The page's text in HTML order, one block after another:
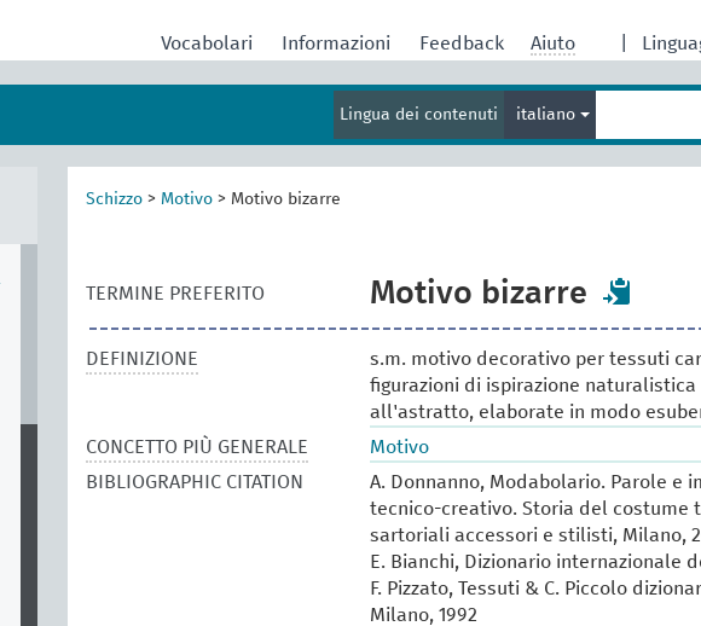
Vocabolari Informazioni Feedback Aiuto
Lingua dei contenuti italiano
termine
per
Schizzo > Motivo > Motivo bizarre
TERMINE PREFERITO Motivo bizarre
DEFINIZIONE
s.m. motivo decorativo per tessuti
figurazioni di ispirazione
all'astratto, elaborate in modo
CONCETTO PIÙ GENERALE
Motivo
BIBLIOGRAPHIC CITATION
A. Donnanno, Modabolario. Parole e
tecnico-creativo. Storia del costume
sartoriali accessori e stilisti, Milano,
E. Bianchi, Dizionario internazionale
F. Pizzato, Tessuti & C. Piccolo
Milano, 1992